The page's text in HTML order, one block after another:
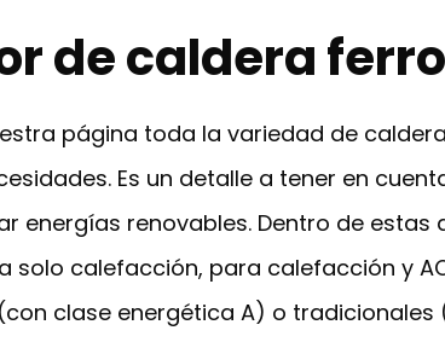
de caldera
página toda la variedad de
Es un detalle a tener en
energías renovables. Dentro de
solo calefacción, para calefacción y
clase energética A) o